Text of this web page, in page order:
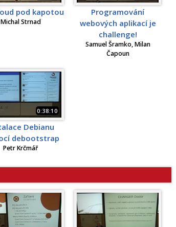
pod kapotou
Michal Strnad
Programování
webových aplikací je
challenge!
Samuel Šramko, Milan
Čapoun
0:38:10
Debianu
debootstrap
Petr Krčmář